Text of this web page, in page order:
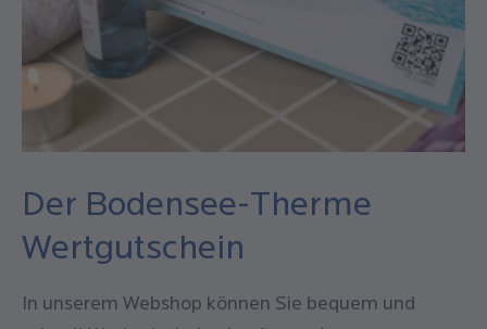
Der Bodensee-Therme
Wertgutschein
In unserem Webshop können Sie bequem und